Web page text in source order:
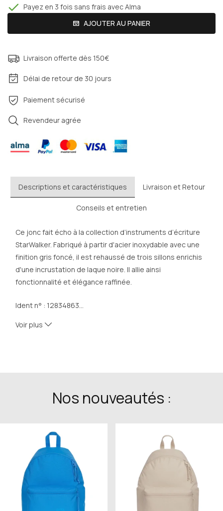
Payez en 3 fois sans frais avec Alma
AJOUTER AU PANIER
Livraison offerte dès 150€
Délai de retour de 30 jours
Paiement sécurisé
Revendeur agrée
Descriptions et caractéristiques Livraison et Retour
Conseils et entretien
Ce jonc fait écho à la collection d’instruments d’écriture
StarWalker. Fabriqué à partir d'acier inoxydable avec une
finition gris foncé, il est rehaussé de trois sillons enrichis
d'une incrustation de laque noire. Il allie ainsi
fonctionnalité et élégance raffinée.
Ident n° : 12834863
Voir plus
Nos nouveautés :